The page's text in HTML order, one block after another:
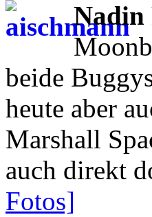
Nadin
beide
heute aber
Marshall
auch direkt
Fotos]